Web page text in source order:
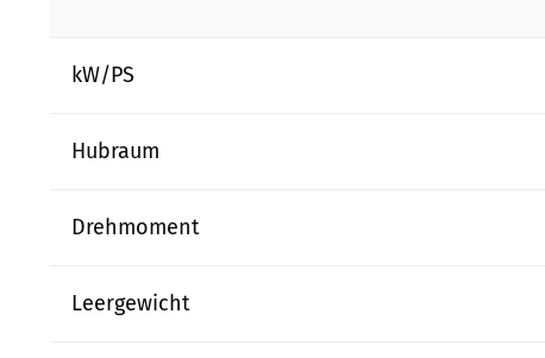
kW/PS
Hubraum
Drehmoment
Leergewicht